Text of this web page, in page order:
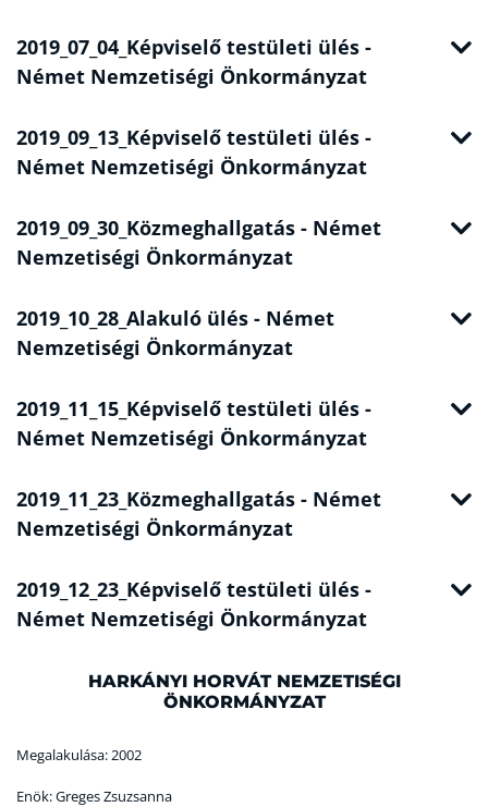
2019_07_04_Képviselő testületi ülés -
Német Nemzetiségi Önkormányzat
2019_09_13_Képviselő testületi ülés -
Német Nemzetiségi Önkormányzat
2019_09_30_Közmeghallgatás - Német
Nemzetiségi Önkormányzat
2019_10_28_Alakuló ülés - Német
Nemzetiségi Önkormányzat
2019_11_15_Képviselő testületi ülés -
Német Nemzetiségi Önkormányzat
2019_11_23_Közmeghallgatás - Német
Nemzetiségi Önkormányzat
2019_12_23_Képviselő testületi ülés -
Német Nemzetiségi Önkormányzat
HARKÁNYI HORVÁT NEMZETISÉGI
ÖNKORMÁNYZAT
Megalakulása: 2002
Enök: Greges Zsuzsanna